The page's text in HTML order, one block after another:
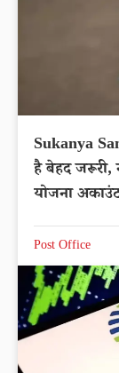
Sukanya
है बेहद जरूरी,
योजना
Post Office